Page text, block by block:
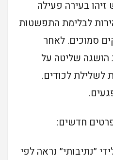
האש זיהו בעירה פעילה
לבלימת התפשטות
סמוכים. לאחר
הושגה שליטה על
לשלילת לכודים.
חדשים:
״נתיבותי״ נראה לפי